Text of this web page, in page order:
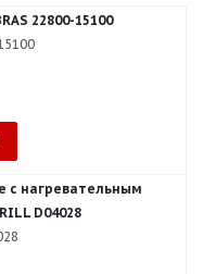
22800-15100
с нагревательным
D04028